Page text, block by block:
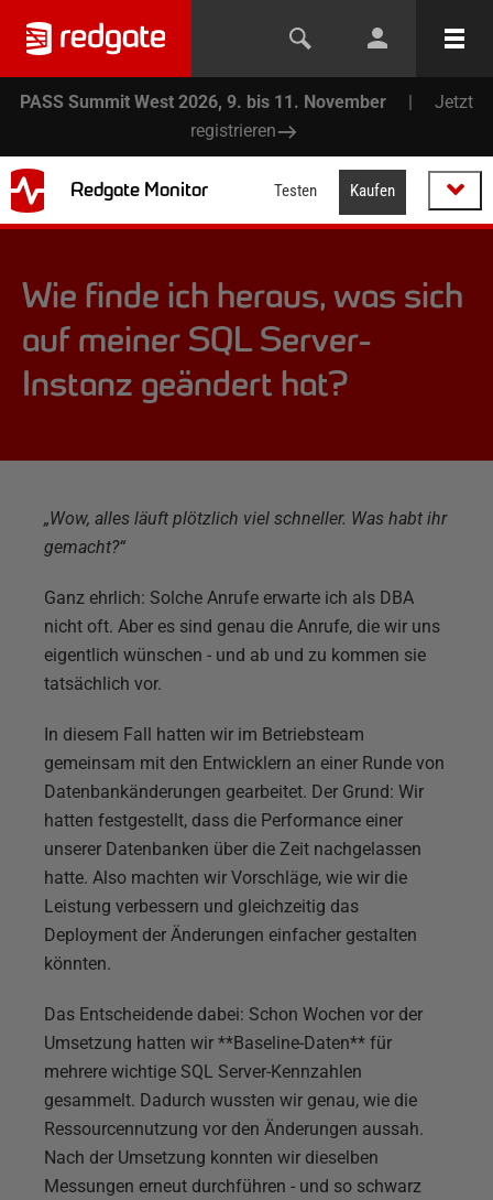
PASS Summit West 2026, 9. bis 11. November |
Jetzt
registrieren
Redgate Monitor Testen Kaufen
Wie finde ich heraus, was sich
auf meiner SQL Server-
Instanz geändert hat?
„Wow, alles läuft plötzlich viel schneller. Was habt ihr
gemacht?“
Ganz ehrlich: Solche Anrufe erwarte ich als DBA
nicht oft. Aber es sind genau die Anrufe, die wir uns
eigentlich wünschen - und ab und zu kommen sie
tatsächlich vor.
In diesem Fall hatten wir im Betriebsteam
gemeinsam mit den Entwicklern an einer Runde von
Datenbankänderungen gearbeitet. Der Grund: Wir
hatten festgestellt, dass die Performance einer
unserer Datenbanken über die Zeit nachgelassen
hatte. Also machten wir Vorschläge, wie wir die
Leistung verbessern und gleichzeitig das
Deployment der Änderungen einfacher gestalten
könnten.
Das Entscheidende dabei: Schon Wochen vor der
Umsetzung hatten wir **Baseline-Daten** für
mehrere wichtige SQL Server-Kennzahlen
gesammelt. Dadurch wussten wir genau, wie die
Ressourcennutzung vor den Änderungen aussah.
Nach der Umsetzung konnten wir dieselben
Messungen erneut durchführen - und so schwarz